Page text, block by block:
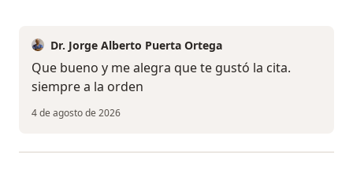
Dr. Jorge Alberto Puerta Ortega
Que bueno y me alegra que te gustó la cita.
siempre a la orden
4 de agosto de 2026